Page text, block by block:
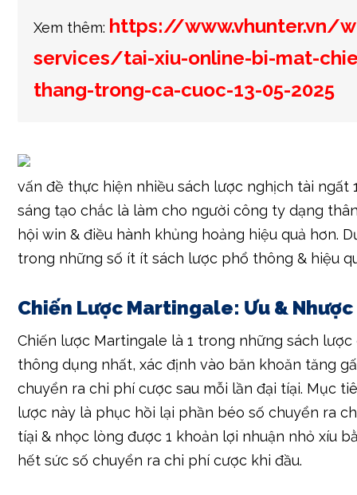
công ty dạng thân hạn chế được hồ hết sai trái
Chiến Lược Chơi vtc6
Xem thêm:https://www.vhunter.vn/
services/tai-xiu-online-bi-mat-
thang-trong-ca-cuoc-13-05-2025
vấn đề thực hiện nhiều sách lược nghịch tài ngất
sáng tạo chắc là làm cho người công ty dạng
hội win & điều hành khủng hoảng hiệu quả hơn.
trong những số ít ít sách lược phổ thông & hiệu
Chiến Lược Martingale: Ưu &